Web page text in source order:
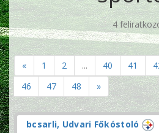
4
« 1 2 ... 40 41
46
47 48 »
bcsarli, Udvari Főkóstoló